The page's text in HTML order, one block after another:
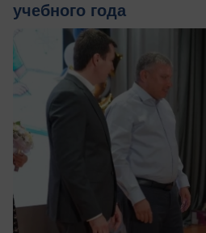
учебного года